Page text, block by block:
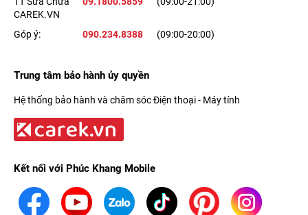
CAREK.VN
Góp ý: 090.234.8388 (09:00-20:00)
Trung tâm bảo hành ủy quyền
Hệ thống bảo hành và chăm sóc Điện thoại - Máy tính
Kết nối với Phúc Khang Mobile